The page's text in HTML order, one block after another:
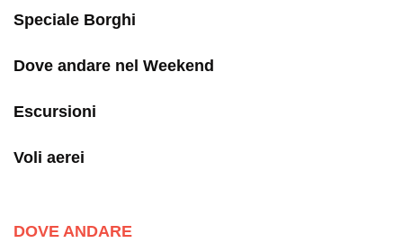
Speciale Borghi
Dove andare nel Weekend
Escursioni
Voli aerei
DOVE ANDARE